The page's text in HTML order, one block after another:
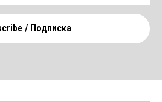
/ Подписка